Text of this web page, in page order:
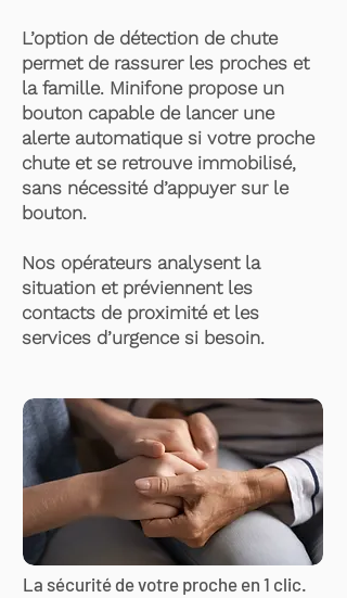
L’option de détection de chute
permet de rassurer les proches et
la famille. Minifone propose un
bouton capable de lancer une
alerte automatique si votre proche
chute et se retrouve immobilisé,
sans nécessité d’appuyer sur le
bouton.
Nos opérateurs analysent la
situation et préviennent les
contacts de proximité et les
services d’urgence si besoin.
La sécurité de votre proche en 1 clic.